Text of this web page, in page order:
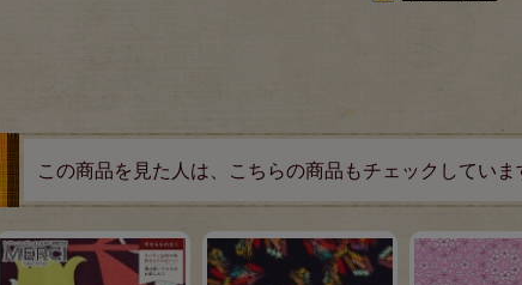
この商品を見た人は、こちらの商品もチェックしていま